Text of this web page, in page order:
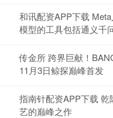
和讯配资APP下载
模型的工具包括通义千
传金所 跨界巨献！
11月3日鲸探巅峰首发
指南针配资APP下载
艺的巅峰之作